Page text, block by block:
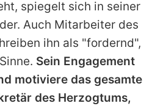
spiegelt sich in seiner
Auch Mitarbeiter des
ihn als "fordernd",
Sein Engagement
motiviere das gesamte
des Herzogtums,